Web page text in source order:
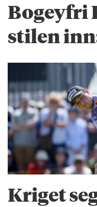
Bogeyfri
stilen
Kriget